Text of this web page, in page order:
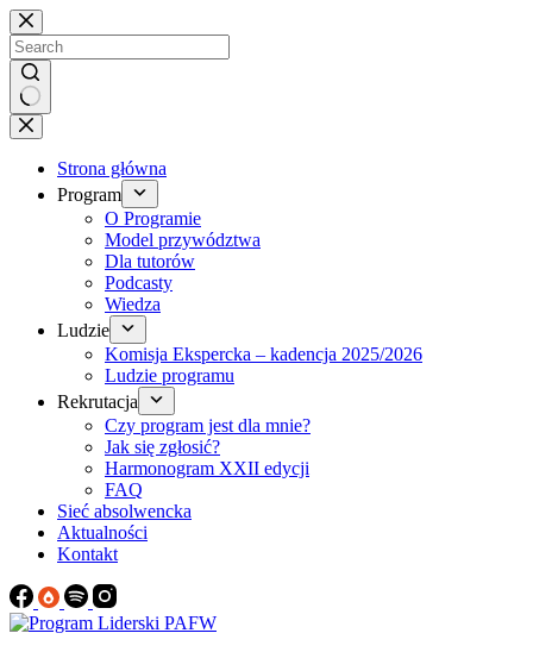
Brak
wyników
Strona główna
Program
O Programie
Model przywództwa
Dla tutorów
Podcasty
Wiedza
Ludzie
Komisja Ekspercka – kadencja 2025/2026
Ludzie programu
Rekrutacja
Czy program jest dla mnie?
Jak się zgłosić?
Harmonogram XXII edycji
FAQ
Sieć absolwencka
Aktualności
Kontakt